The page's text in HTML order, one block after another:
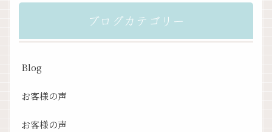
ブログカテゴリー
Blog
お客様の声
お客様の声